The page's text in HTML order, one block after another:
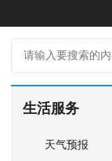
生活服务
天气预报